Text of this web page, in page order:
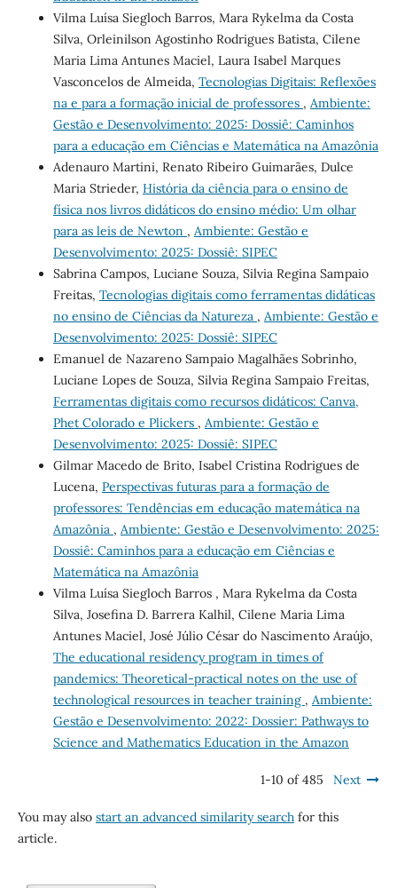
Vilma Luísa Siegloch Barros, Mara Rykelma da Costa
Silva, Orleinilson Agostinho Rodrigues Batista, Cilene
Maria Lima Antunes Maciel, Laura Isabel Marques
Vasconcelos de Almeida, Tecnologias Digitais: Reflexões
na e para a formação inicial de professores , Ambiente:
Gestão e Desenvolvimento: 2025: Dossiê: Caminhos
para a educação em Ciências e Matemática na Amazônia
Adenauro Martini, Renato Ribeiro Guimarães, Dulce
Maria Strieder, História da ciência para o ensino de
física nos livros didáticos do ensino médio: Um olhar
para as leis de Newton , Ambiente: Gestão e
Desenvolvimento: 2025: Dossiê: SIPEC
Sabrina Campos, Luciane Souza, Silvia Regina Sampaio
Freitas, Tecnologias digitais como ferramentas didáticas
no ensino de Ciências da Natureza , Ambiente: Gestão e
Desenvolvimento: 2025: Dossiê: SIPEC
Emanuel de Nazareno Sampaio Magalhães Sobrinho,
Luciane Lopes de Souza, Silvia Regina Sampaio Freitas,
Ferramentas digitais como recursos didáticos: Canva,
Phet Colorado e Plickers , Ambiente: Gestão e
Desenvolvimento: 2025: Dossiê: SIPEC
Gilmar Macedo de Brito, Isabel Cristina Rodrigues de
Lucena, Perspectivas futuras para a formação de
professores: Tendências em educação matemática na
Amazônia , Ambiente: Gestão e Desenvolvimento: 2025:
Dossiê: Caminhos para a educação em Ciências e
Matemática na Amazônia
Vilma Luísa Siegloch Barros , Mara Rykelma da Costa
Silva, Josefina D. Barrera Kalhil, Cilene Maria Lima
Antunes Maciel, José Júlio César do Nascimento Araújo,
The educational residency program in times of
pandemics: Theoretical-practical notes on the use of
technological resources in teacher training , Ambiente:
Gestão e Desenvolvimento: 2022: Dossier: Pathways to
Science and Mathematics Education in the Amazon
1-10 of 485 Next
You may also start an advanced similarity searchfor this
article.